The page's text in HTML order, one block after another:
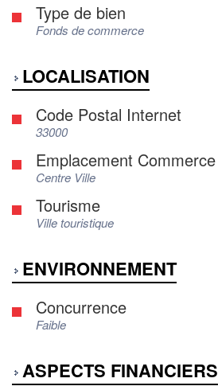
Type de bien
Fonds de commerce
LOCALISATION
Code Postal Internet
33000
Emplacement Commerce
Centre Ville
Tourisme
Ville touristique
ENVIRONNEMENT
Concurrence
Faible
ASPECTS FINANCIERS